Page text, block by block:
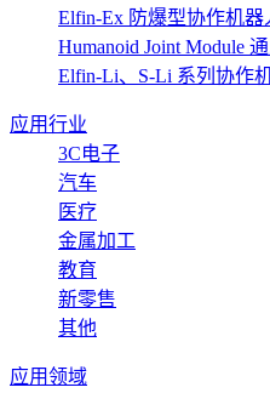
Elfin-Ex 防爆型协作机器
Humanoid Joint Module
Elfin-Li、S-Li 系列协作
应用行业
3C电子
汽车
医疗
金属加工
教育
新零售
其他
应用领域